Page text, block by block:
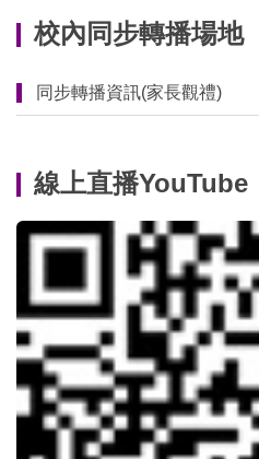
校內同步轉播場地
同步轉播資訊(家長觀禮)
線上直播YouTube